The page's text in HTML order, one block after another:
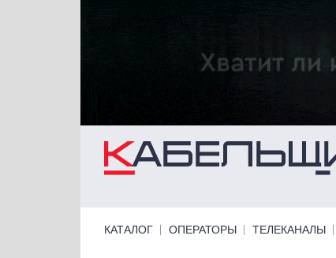
Перейти к основному содержанию
КАТАЛОГ ОПЕРАТОРЫ ТЕЛЕКАНАЛЫ